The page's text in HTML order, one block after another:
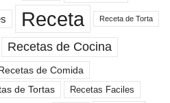
Receta Receta de Torta
Recetas de Cocina
de Comida
de Tortas Recetas Faciles